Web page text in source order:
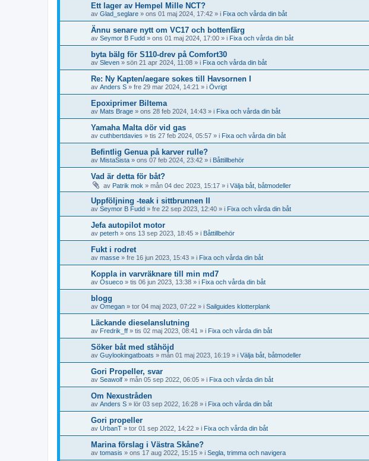
Ett lager av Hempel Mille NCT?
av Glad_seglare » ons 01 maj 2024, 17:42 » i Fixa och vårda din båt
Ännu senare nytt om VC17 och bottenfärg
av Seymor B Fudd » ons 01 maj 2024, 17:00 » i Fixa och vårda din båt
byta bälg för S110-drev på Comfort30
av Sleven » sön 21 apr 2024, 11:08 » i Fixa och vårda din båt
Re: Ny Kapten/aegare sokes till Havsornen I
av Anders S » fre 29 mar 2024, 14:21 » i Övrigt
Epoxiprimer Biltema
av Mats Brage » ons 28 feb 2024, 14:43 » i Fixa och vårda din båt
Yamaha Malta dör vid gas
av cuthbertdavies » tis 27 feb 2024, 05:57 » i Fixa och vårda din båt
Befintlig Genua på karver rulle?
av MistaSista » ons 07 feb 2024, 23:42 » i Båttillbehör
Vad är detta för båt?
av Patrik mok » mån 04 dec 2023, 15:17 » i Välja båt, båtmodeller
Uppföljning -teak i sittbrunnen II
av Seymor B Fudd » fre 22 sep 2023, 12:40 » i Fixa och vårda din båt
Jefa autopilot motor
av peterh » ons 13 sep 2023, 18:45 » i Båttillbehör
Fukt i rodret
av masse » fre 16 jun 2023, 15:43 » i Fixa och vårda din båt
Koppla in varvräknare till min md7
av Osueco » tis 06 jun 2023, 13:38 » i Fixa och vårda din båt
blogg
av Omegan » tor 04 maj 2023, 07:22 » i Sailguides klotterplank
Läckande dieselanslutning
av Fredrik_ff » tis 02 maj 2023, 08:41 » i Fixa och vårda din båt
Söker båt med ståhöjd
av Guylookingatboats » mån 01 maj 2023, 16:19 » i Välja båt, båtmodeller
Gori Propeller, svar
av Seawolf » mån 05 sep 2022, 06:05 » i Fixa och vårda din båt
Om Nexustråden
av Anders S » lör 03 sep 2022, 16:28 » i Fixa och vårda din båt
Gori propeller
av UrbanT » tor 01 sep 2022, 14:22 » i Fixa och vårda din båt
Marina förslag i Västra Skåne?
av tomasis » ons 17 aug 2022, 15:15 » i Segla, trimma och navigera